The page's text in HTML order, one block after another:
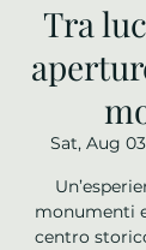
Tra
Sat, Aug 03
monumenti
centro